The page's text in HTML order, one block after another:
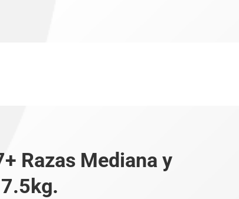
Razas Mediana y